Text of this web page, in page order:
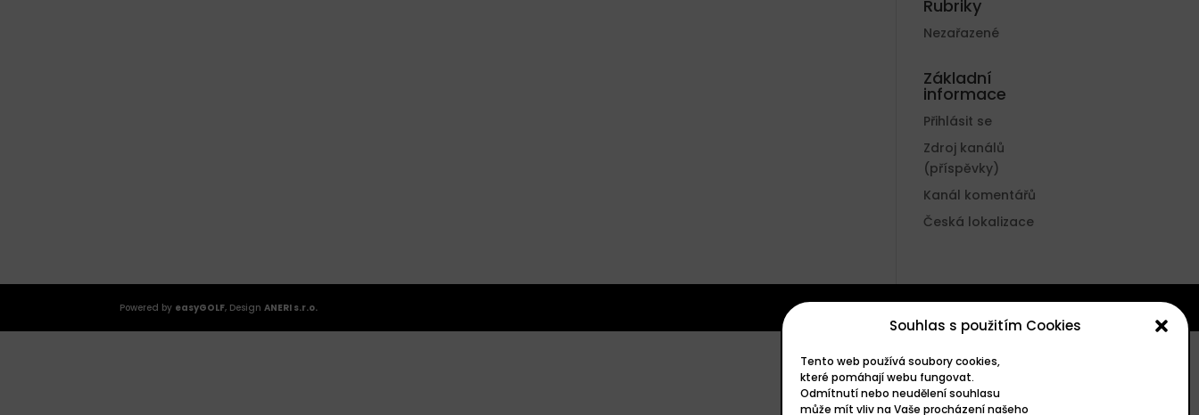
Souhlas s použitím Cookies
Tento web používá soubory cookies,
které pomáhají webu fungovat.
Odmítnutí nebo neudělení souhlasu
může mít vliv na Vaše procházení našeho
Rubriky
Nezařazené
Základní
informace
Přihlásit se
Zdroj kanálů
(příspěvky)
Kanál komentářů
Česká lokalizace
Powered by easyGOLF, DesignANERI s.r.o.